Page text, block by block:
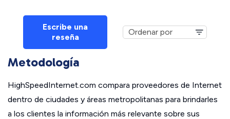
Escribe una
reseña
Metodología
HighSpeedInternet.com compara proveedores de Internet
dentro de ciudades y áreas metropolitanas para brindarles
a los clientes la información más relevante sobre sus